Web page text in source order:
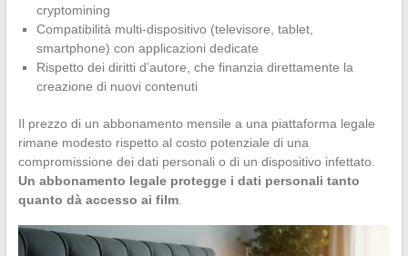
cryptomining
Compatibilità multi-dispositivo (televisore, tablet,
smartphone) con applicazioni dedicate
Rispetto dei diritti d’autore, che finanzia direttamente la
creazione di nuovi contenuti
Il prezzo di un abbonamento mensile a una piattaforma legale
rimane modesto rispetto al costo potenziale di una
compromissione dei dati personali o di un dispositivo infettato.
Un abbonamento legale protegge i dati personali tanto
quanto dà accesso ai film.